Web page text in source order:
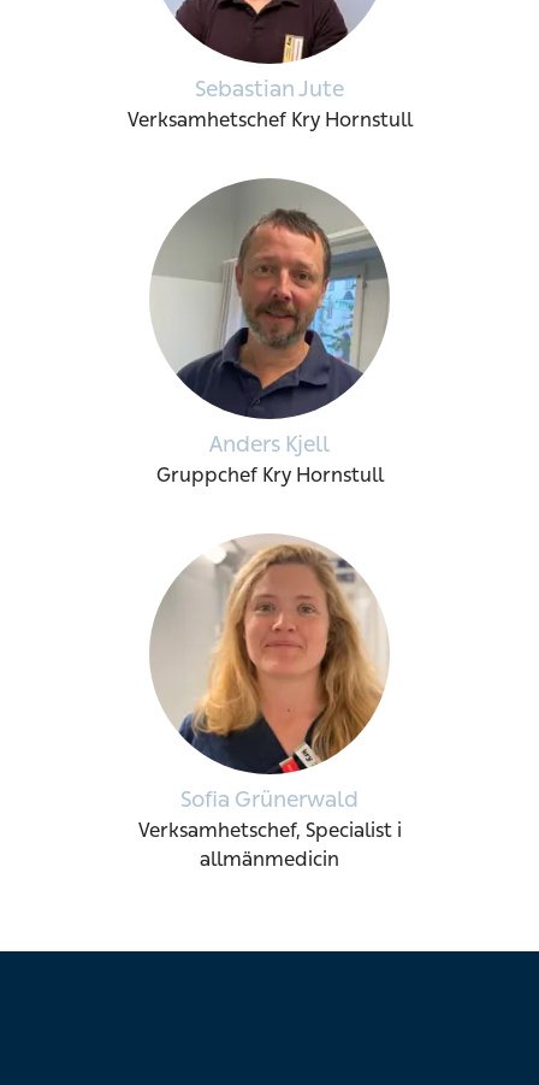
Sebastian Jute
Verksamhetschef Kry Hornstull
Anders Kjell
Gruppchef Kry Hornstull
Sofia Grünerwald
Verksamhetschef, Specialist i
allmänmedicin